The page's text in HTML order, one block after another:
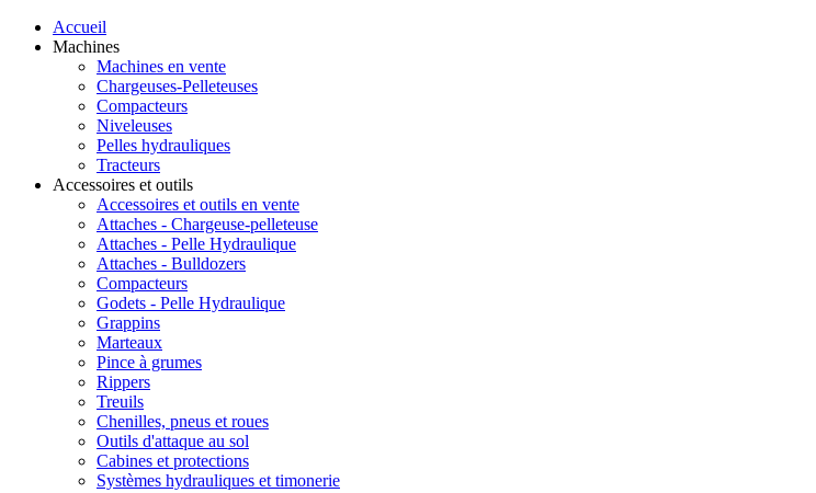
Accueil
Machines
Machines en vente
Chargeuses-Pelleteuses
Compacteurs
Niveleuses
Pelles hydrauliques
Tracteurs
Accessoires et outils
Accessoires et outils en vente
Attaches - Chargeuse-pelleteuse
Attaches - Pelle Hydraulique
Attaches - Bulldozers
Compacteurs
Godets - Pelle Hydraulique
Grappins
Marteaux
Pince à grumes
Rippers
Treuils
Chenilles, pneus et roues
Outils d'attaque au sol
Cabines et protections
Systèmes hydrauliques et timonerie